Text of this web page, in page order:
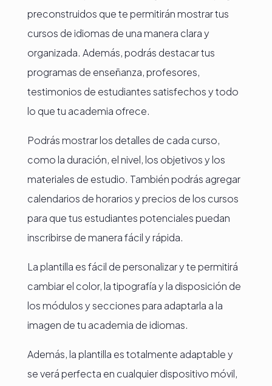
preconstruidos que te permitirán mostrar tus
cursos de idiomas de una manera clara y
organizada. Además, podrás destacar tus
programas de enseñanza, profesores,
testimonios de estudiantes satisfechos y todo
lo que tu academia ofrece.
Podrás mostrar los detalles de cada curso,
como la duración, el nivel, los objetivos y los
materiales de estudio. También podrás agregar
calendarios de horarios y precios de los cursos
para que tus estudiantes potenciales puedan
inscribirse de manera fácil y rápida.
La plantilla es fácil de personalizar y te permitirá
cambiar el color, la tipografía y la disposición de
los módulos y secciones para adaptarla a la
imagen de tu academia de idiomas.
Además, la plantilla es totalmente adaptable y
se verá perfecta en cualquier dispositivo móvil,